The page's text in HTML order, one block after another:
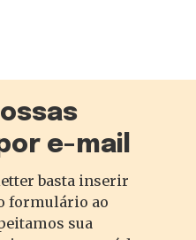
e-mail
basta inserir
formulário ao
sua